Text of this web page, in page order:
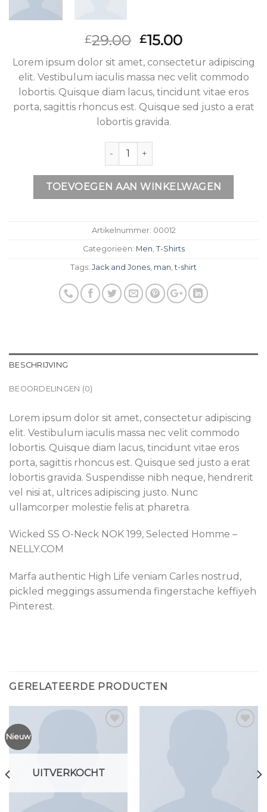
£29.00 Oorspronkelijke
was:
£29.00.
£15.00Huidige
is:
£15.00.
Lorem ipsum dolor sit amet, consectetur adipiscing
elit. Vestibulum iaculis massa nec velit commodo
lobortis. Quisque diam lacus, tincidunt vitae eros
porta, sagittis rhoncus est. Quisque sed justo a erat
lobortis gravida.
Aantal
TOEVOEGEN AAN WINKELWAGEN
Artikelnummer: 00012
Categorieën: Men T-Shirts
Tags: Jack and Jones man ,t-shirt
BESCHRIJVING
BEOORDELINGEN (0)
Lorem ipsum dolor sit amet, consectetur adipiscing
elit. Vestibulum iaculis massa nec velit commodo
lobortis. Quisque diam lacus, tincidunt vitae eros
porta, sagittis rhoncus est. Quisque sed justo a erat
lobortis gravida. Suspendisse nibh neque, hendrerit
vel nisi at, ultrices adipiscing justo. Nunc
ullamcorper molestie felis at pharetra.
Wicked SS O-Neck NOK 199, Selected Homme –
NELLY.COM
Marfa authentic High Life veniam Carles nostrud,
pickled meggings assumenda fingerstache keffiyeh
Pinterest.
GERELATEERDE PRODUCTEN
Nieuw
wenslijst
UITVERKOCHT